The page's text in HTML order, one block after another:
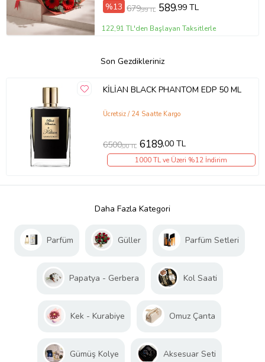
%13 679,99 TL 589,99 TL
122,91 TL'den Başlayan Taksitlerle
Son Gezdikleriniz
KİLİAN BLACK PHANTOM EDP 50 ML
Ücretsiz / 24 Saatte Kargo
6500,00 TL 6189,00 TL
1000 TL ve Üzeri %12 İndirim
Daha Fazla Kategori
Parfüm Güller Parfüm Setleri
Papatya - Gerbera Kol Saati
Kek - Kurabiye Omuz Çanta
Gümüş Kolye Aksesuar Seti